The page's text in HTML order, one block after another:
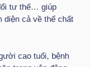
tư thế… giúp
diện cả về thể chất
cao tuổi, bệnh